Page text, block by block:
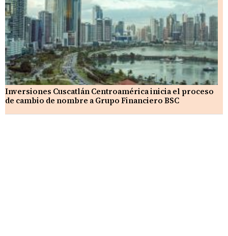
Inversiones Cuscatlán Centroamérica inicia el proceso
de cambio de nombre a Grupo Financiero BSC